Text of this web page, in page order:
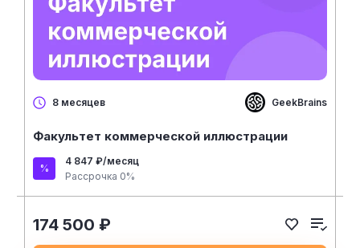
8 месяцев GeekBrains
Факультет коммерческой иллюстрации
4 847 ₽/месяц
Рассрочка 0%
174 500 ₽